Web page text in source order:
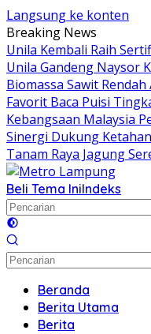
Langsung ke konten
Breaking News
Unila Kembali Raih
Unila Gandeng Naysor
Biomassa Sawit Rendah
Favorit Baca Puisi
Kebangsaan Malaysia
Sinergi Dukung
Tanam Raya Jagung
Beli Tema IniIndeks
Beranda
Berita Utama
Berita